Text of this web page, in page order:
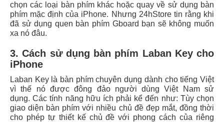
chọn các loại bàn phím khác hoặc quay về sử dụng bàn
phím mặc định của iPhone. Nhưng 24hStore tin rằng khi
đã sử dụng quen bàn phím Gboard bạn sẽ không muốn
xa nó đâu.
3. Cách sử dụng bàn phím Laban Key cho
iPhone
Laban Key là bàn phím chuyên dụng dành cho tiếng Việt
vì thế nó được đông đảo người dùng Việt Nam sử
dụng.Các tính năng hữu ích phải kể đến như: Tùy chọn
giao diện bàn phím với nhiều chủ đề đẹp mắt, đồng thời
cho phép tự thiết kế chủ đề với phong cách của riêng